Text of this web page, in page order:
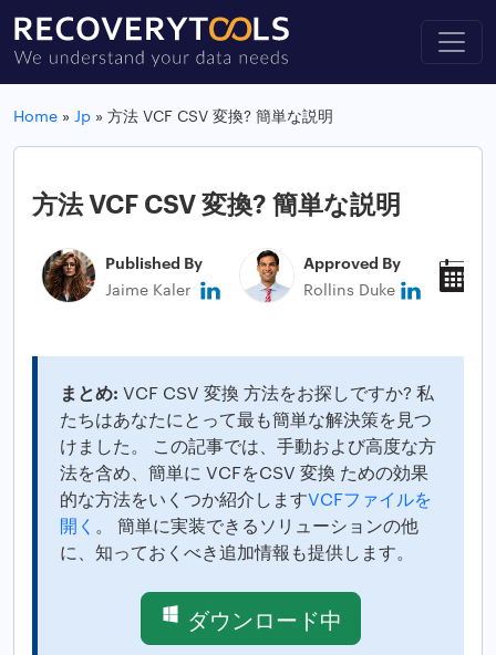
Home » Jp » 方法 VCF CSV 変換? 簡単な説明
方法 VCF CSV 変換? 簡単な説明
Published By
Jaime Kaler
Approved By
Rollins Duke
まとめ: VCF CSV 変換 方法をお探しですか? 私
たちはあなたにとって最も簡単な解決策を見つ
けました。 この記事では、手動および高度な方
法を含め、簡単に VCFをCSV 変換 ための効果
的な方法をいくつか紹介しますVCFファイルを
開く 。 簡単に実装できるソリューションの他
に、知っておくべき追加情報も提供します。
ダウンロード中